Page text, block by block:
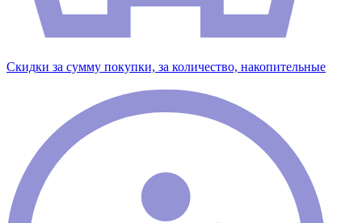
Скидки за сумму покупки, за количество, накопительные